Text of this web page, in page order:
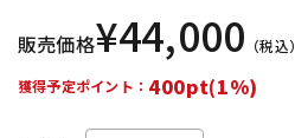
販売価格¥44,000 （税込）
獲得予定ポイント： 400pt(1%)